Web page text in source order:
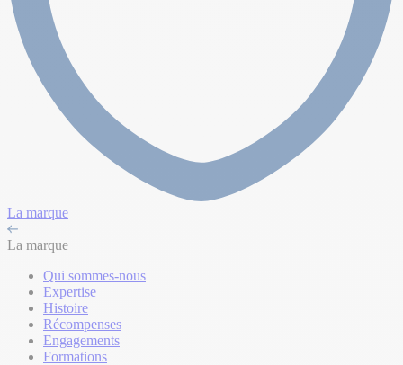
La marque
La marque
Qui sommes-nous
Expertise
Histoire
Récompenses
Engagements
Formations